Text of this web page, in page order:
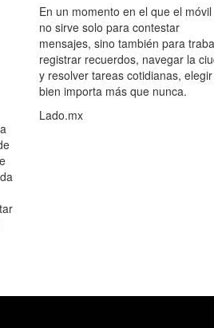
En un momento en el que el
no sirve solo para contestar
mensajes, sino también para
registrar recuerdos, navegar la
y resolver tareas cotidianas, elegir
bien importa más que nunca.
Lado.mx